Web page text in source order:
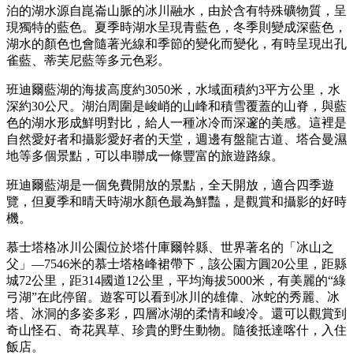
泊的湖水源自崑崙山脈的冰川融水，由於含有特殊礦物質，呈
現獨特的藍色。夏季時湖水呈現青藍色，冬季則變成深藍色，
湖水的顏色也會隨著光線和季節的變化而變化，有時呈現出孔
雀藍、蒂芙尼藍等多元色彩。 ‌
班迪爾藍湖的海拔高度約3050米，水域面積約3平方公里，水
深約30公尺。湖泊周圍是峻峭的山峰和積雪覆蓋的山脊，與藍
色的湖水形成鮮明對比，給人一種冰冷而深邃的美感。這裡是
自然愛好者和攝影愛好者的天堂，週邊有盤龍古道、塔合曼濕
地等多個景點，可以串聯成一條豐富的旅遊路線。
‌班迪爾藍湖是一個免費開放的景點，全天開放，適合四季遊
覽，但夏季和晴天時湖水顏色最為鮮豔，是觀賞和攝影的好時
機。
慕士塔格冰川公園位於塔什庫爾幹縣、世界著名的「冰山之
父」—7546米的慕士塔格峰裙帶下，該公園方圓20公里，距縣
城72公里，距314國道12公里，平均海拔5000米，有美麗的“綠
弓湖”在此停留。遊客可以看到冰川的雄偉、冰蛇的秀麗、冰
塔、冰洞的多姿多彩，四層冰湖的柔情和峻冷。還可以觀賞到
奇山怪石、奇花異草、珍貴的野生動物。隨後抵達喀什，入住
飯店。